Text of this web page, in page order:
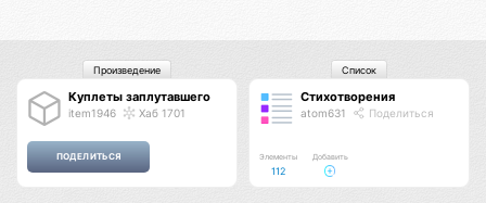
Куплеты заплутавшего
item1946 Хаб 1701
Произведение
Стихотворения
atom631 Поделиться
Элементы
112
Добавить
Список